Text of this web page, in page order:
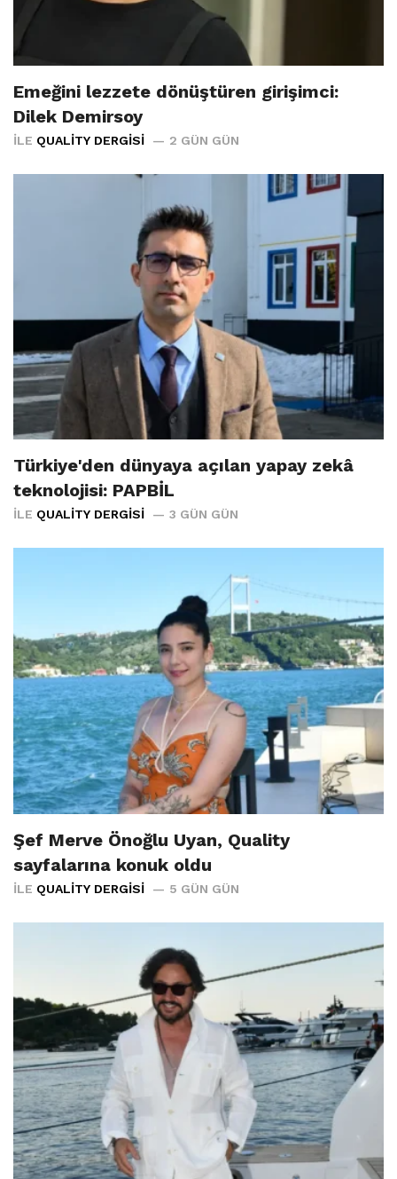
Emeğini lezzete dönüştüren girişimci:
Dilek Demirsoy
İLE QUALITY DERGISI 2 GÜN GÜN
Türkiye'den dünyaya açılan yapay zekâ
teknolojisi: PAPBİL
İLE QUALITY DERGISI 3 GÜN GÜN
Şef Merve Önoğlu Uyan, Quality
sayfalarına konuk oldu
İLE QUALITY DERGISI 5 GÜN GÜN